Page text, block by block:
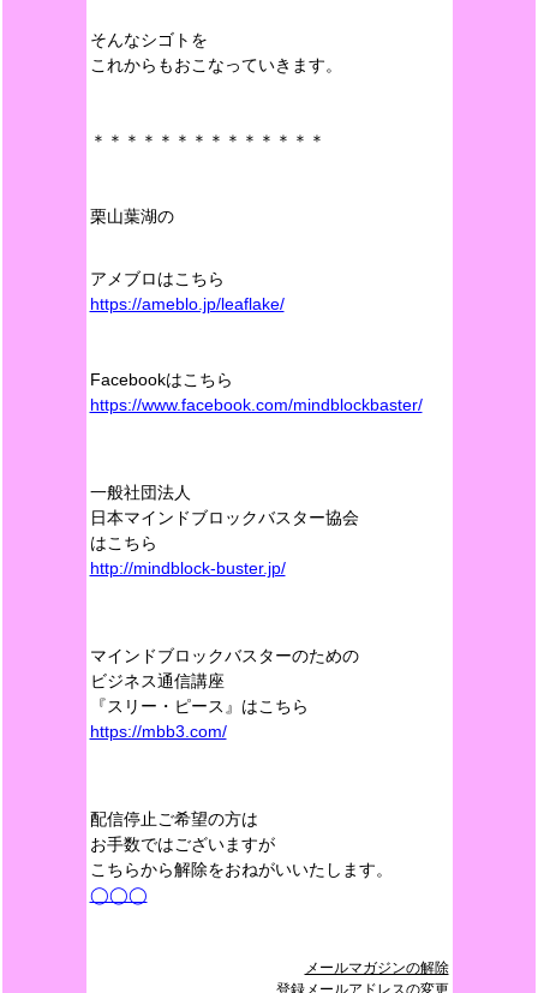
そんなシゴトを
これからもおこなっていきます。
＊＊＊＊＊＊＊＊＊＊＊＊＊＊
栗山葉湖の
アメブロはこちら
https://ameblo.jp/leaflake/
Facebookはこちら
https://www.facebook.com/mindblockbaster/
一般社団法人
日本マインドブロックバスター協会
はこちら
http://mindblock-buster.jp/
マインドブロックバスターのための
ビジネス通信講座
『スリー・ピース』はこちら
https://mbb3.com/
配信停止ご希望の方は
お手数ではございますが
こちらから解除をおねがいいたします。
◯◯◯
メールマガジンの解除
登録メールアドレスの変更